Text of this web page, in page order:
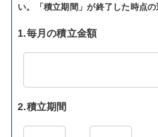
い。「積立期間」が終了した時点の
1.毎月の積立金額
2.積立期間